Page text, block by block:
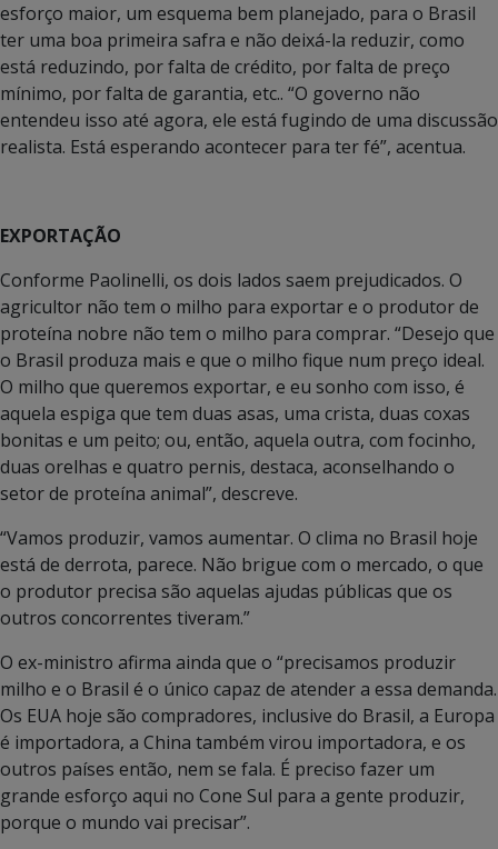
esforço maior, um esquema bem planejado, para o Brasil
ter uma boa primeira safra e não deixá-la reduzir, como
está reduzindo, por falta de crédito, por falta de preço
mínimo, por falta de garantia, etc.. “O governo não
entendeu isso até agora, ele está fugindo de uma discussão
realista. Está esperando acontecer para ter fé”, acentua.
EXPORTAÇÃO
Conforme Paolinelli, os dois lados saem prejudicados. O
agricultor não tem o milho para exportar e o produtor de
proteína nobre não tem o milho para comprar. “Desejo que
o Brasil produza mais e que o milho fique num preço ideal.
O milho que queremos exportar, e eu sonho com isso, é
aquela espiga que tem duas asas, uma crista, duas coxas
bonitas e um peito; ou, então, aquela outra, com focinho,
duas orelhas e quatro pernis, destaca, aconselhando o
setor de proteína animal”, descreve.
“Vamos produzir, vamos aumentar. O clima no Brasil hoje
está de derrota, parece. Não brigue com o mercado, o que
o produtor precisa são aquelas ajudas públicas que os
outros concorrentes tiveram.”
O ex-ministro afirma ainda que o “precisamos produzir
milho e o Brasil é o único capaz de atender a essa demanda.
Os EUA hoje são compradores, inclusive do Brasil, a Europa
é importadora, a China também virou importadora, e os
outros países então, nem se fala. É preciso fazer um
grande esforço aqui no Cone Sul para a gente produzir,
porque o mundo vai precisar”.